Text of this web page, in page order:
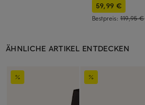
59,99 €
Bestpreis: 119,95 €
ÄHNLICHE ARTIKEL ENTDECKEN